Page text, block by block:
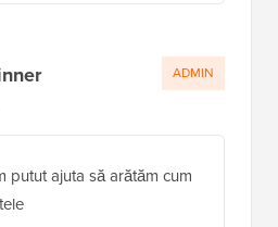
putut ajuta să arătăm cum
ADMIN